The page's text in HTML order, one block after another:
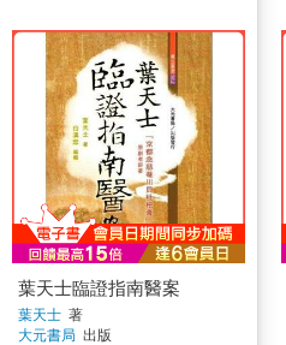
葉天士臨證指南醫案
葉天士 著
大元書局 出版